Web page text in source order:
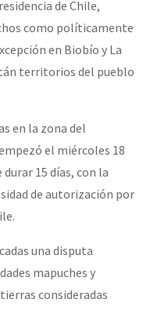
de Chile,
como políticamente
en Biobío y La
territorios del pueblo
en la zona del
el miércoles 18
15 días, con la
de autorización por
una disputa
mapuches y
consideradas